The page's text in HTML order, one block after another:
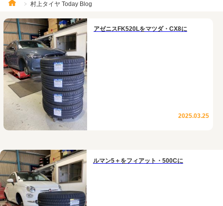
村上タイヤ Today Blog
アゼニスFK520Lをマツダ・CX8に
2025.03.25
ルマン5＋をフィアット・500Cに